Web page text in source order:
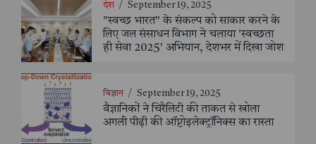
देश / September 19, 2025
"स्वच्छ भारत" के संकल्प को साकार करने के
लिए जल संसाधन विभाग ने चलाया 'स्वच्छता
ही सेवा 2025' अभियान, देशभर में दिखा जोश
विज्ञान / September 19, 2025
वैज्ञानिकों ने चिरैलिटी की ताकत से खोला
अगली पीढ़ी की ऑप्टोइलेक्ट्रॉनिक्स का रास्ता